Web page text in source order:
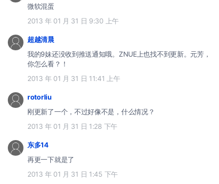
微软混蛋
2013 年 01 月 31 日 9:30 上午
超越清晨
我的9妹还没收到推送通知哦。ZNUE上也找不到更新。元芳，
你怎么看？！
2013 年 01 月 31 日 11:41 上午
rotorliu
刚更新了一个，不过好像不是，什么情况？
2013 年 01 月 31 日 1:28 下午
东多14
再更一下就是了
2013 年 01 月 31 日 1:45 下午